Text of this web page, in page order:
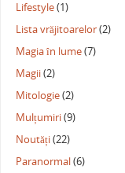
Lifestyle(1)
Lista vrăjitoarelor(2)
Magia în lume(7)
Magii(2)
Mitologie(2)
Mulțumiri(9)
Noutăți(22)
Paranormal(6)